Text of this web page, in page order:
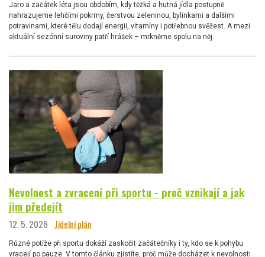
Jaro a začátek léta jsou obdobím, kdy těžká a hutná jídla postupně
nahrazujeme lehčími pokrmy, čerstvou zeleninou, bylinkami a dalšími
potravinami, které tělu dodají energii, vitamíny i potřebnou svěžest. A mezi
aktuální sezónní suroviny patří hrášek – mrkněme spolu na něj.
Nevolnost a zvracení při sportu - proč vznikají a jak
jim předejít
12. 5. 2026 Jídelní plán
Různé potíže při sportu dokáží zaskočit začátečníky i ty, kdo se k pohybu
vracejí po pauze. V tomto článku zjistíte, proč může docházet k nevolnosti